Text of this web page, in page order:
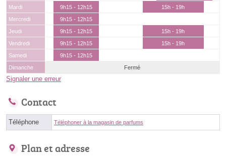
Mardi
9h15 - 12h15
15h - 19h
Mercredi
9h15 - 12h15
Jeudi
9h15 - 12h15
15h - 19h
Vendredi
9h15 - 12h15
15h - 19h
Samedi
9h15 - 12h15
Dimanche
Fermé
Signaler une erreur
Contact
Téléphone Téléphoner à la magasin de parfums
Plan et adresse